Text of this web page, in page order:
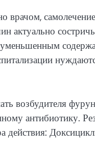
врачом,
актуально
уменьшенным
возбудителя
антибиотику.
действия: